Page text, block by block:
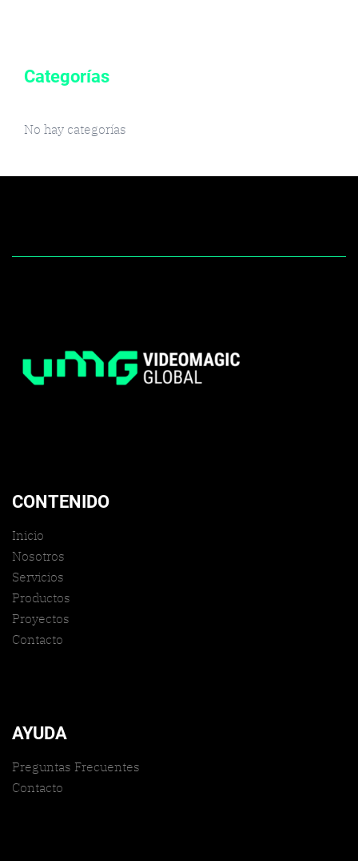
Categorías
No hay categorías
CONTENIDO
Inicio
Nosotros
Servicios
Productos
Proyectos
Contacto
AYUDA
Preguntas Frecuentes
Contacto